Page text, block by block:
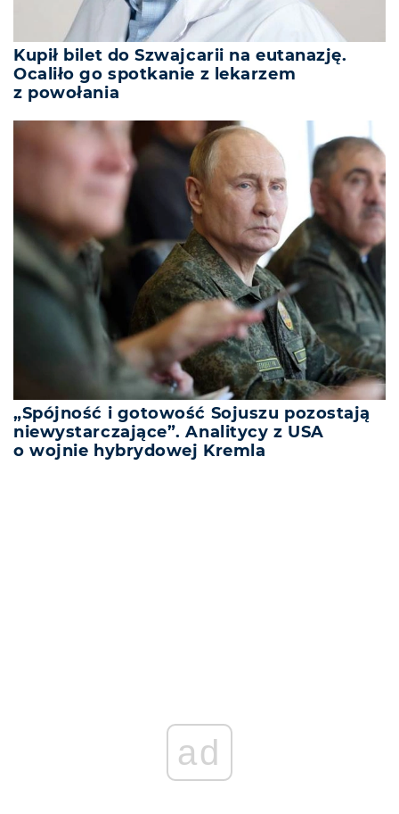
Kupił bilet do Szwajcarii na eutanazję.
Ocaliło go spotkanie z lekarzem
z powołania
„Spójność i gotowość Sojuszu pozostają
niewystarczające”. Analitycy z USA
o wojnie hybrydowej Kremla